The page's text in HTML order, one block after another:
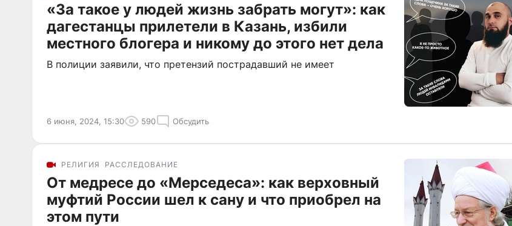
«За такое у людей жизнь забрать могут»: как
дагестанцы прилетели в Казань, избили
местного блогера и никому до этого нет дела
В полиции заявили, что претензий пострадавший не имеет
6 июня, 2024, 15:30 590 Обсудить
РЕЛИГИЯ РАССЛЕДОВАНИЕ
От медресе до «Мерседеса»: как верховный
муфтий России шел к сану и что приобрел на
этом пути